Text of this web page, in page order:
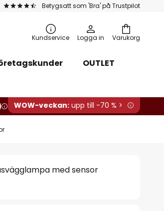
Betygsatt som 'Bra' på Trustpilot
Varukorg
Kundservice Logga in
OUTLET
WOW-veckan: upp till -70 % >
med sensor